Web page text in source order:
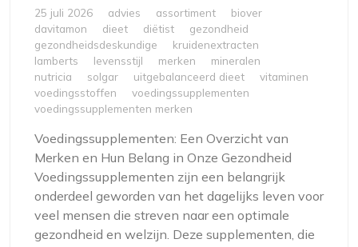
25 juli 2026 advies assortiment
biover
davitamon
dieet diëtist
gezondheid
gezondheidsdeskundige
kruidenextracten
lamberts
levensstijl merken
mineralen
nutricia
solgar uitgebalanceerd dieet
vitaminen
voedingsstoffen
voedingssupplementen
voedingssupplementen merken
Voedingssupplementen: Een Overzicht van
Merken en Hun Belang in Onze Gezondheid
Voedingssupplementen zijn een belangrijk
onderdeel geworden van het dagelijks leven voor
veel mensen die streven naar een optimale
gezondheid en welzijn. Deze supplementen, die